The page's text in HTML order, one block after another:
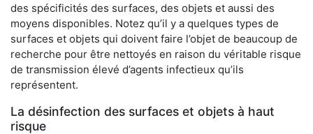
des spécificités des surfaces, des objets et aussi des
moyens disponibles. Notez qu’il y a quelques types de
surfaces et objets qui doivent faire l’objet de beaucoup de
recherche pour être nettoyés en raison du véritable risque
de transmission élevé d’agents infectieux qu’ils
représentent.
La désinfection des surfaces et objets à haut
risque